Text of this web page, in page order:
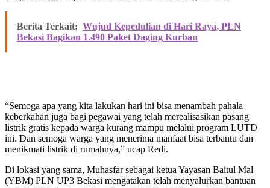
Berita Terkait: Wujud Kepedulian di Hari Raya, PLN
Bekasi Bagikan 1.490 Paket Daging Kurban
“Semoga apa yang kita lakukan hari ini bisa menambah pahala
keberkahan juga bagi pegawai yang telah merealisasikan pasang
listrik gratis kepada warga kurang mampu melalui program LUTD
ini. Dan semoga warga yang menerima manfaat bisa terbantu dan
menikmati listrik di rumahnya,” ucap Redi.
Di lokasi yang sama, Muhasfar sebagai ketua Yayasan Baitul Mal
(YBM) PLN UP3 Bekasi mengatakan telah menyalurkan bantuan